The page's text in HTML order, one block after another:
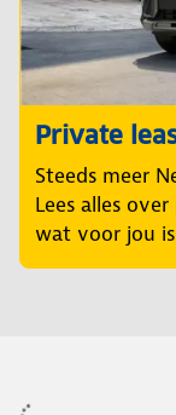
Private
Steeds meer
Lees alles
wat voor jou